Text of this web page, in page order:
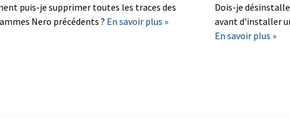
puis-je supprimer toutes les traces des
Nero précédents ? En savoir plus »
Dois-je
avant d'installer
En savoir plus »